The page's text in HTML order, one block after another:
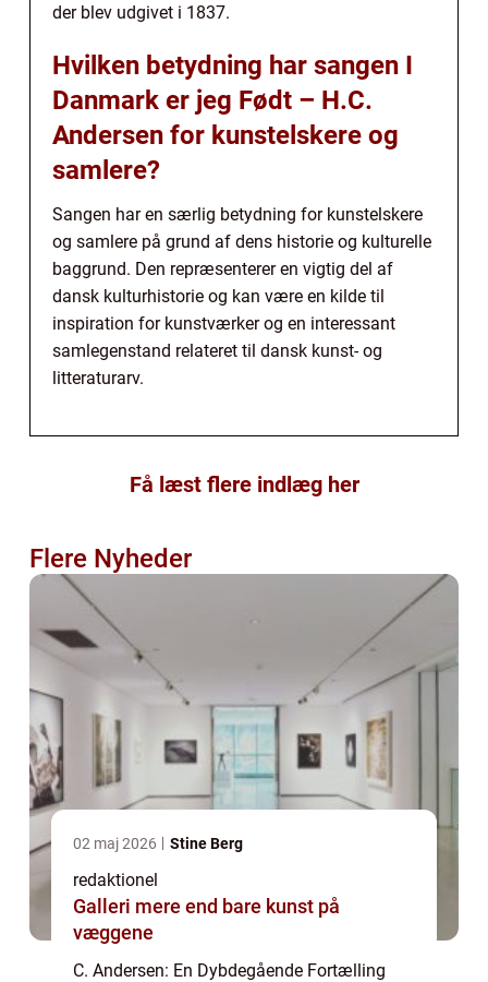
der blev udgivet i 1837.
Hvilken betydning har sangen I
Danmark er jeg Født – H.C.
Andersen for kunstelskere og
samlere?
Sangen har en særlig betydning for kunstelskere
og samlere på grund af dens historie og kulturelle
baggrund. Den repræsenterer en vigtig del af
dansk kulturhistorie og kan være en kilde til
inspiration for kunstværker og en interessant
samlegenstand relateret til dansk kunst- og
litteraturarv.
Få læst flere indlæg her
Flere Nyheder
02 maj 2026 Stine Berg
redaktionel
Galleri mere end bare kunst på
væggene
C. Andersen: En Dybdegående Fortælling